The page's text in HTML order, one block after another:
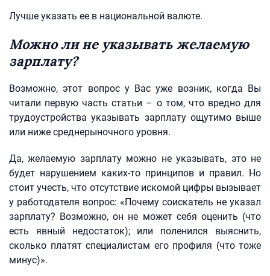
Лучше указать ее в национальной валюте.
Можно ли не указывать желаемую
зарплату?
Возможно, этот вопрос у Вас уже возник, когда Вы
читали первую часть статьи – о том, что вредно для
трудоустройства указывать зарплату ощутимо выше
или ниже среднерыночного уровня.
Да, желаемую зарплату можно не указывать, это не
будет нарушением каких-то принципов и правил. Но
стоит учесть, что отсутствие искомой цифры вызывает
у работодателя вопрос: «Почему соискатель не указал
зарплату? Возможно, он не может себя оценить (что
есть явный недостаток); или поленился выяснить,
сколько платят специалистам его профиля (что тоже
минус)».